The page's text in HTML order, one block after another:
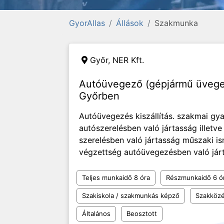
GyorAllas Állások Szakmunka
Győr, NER Kft.
Autóüvegező (gépjármű
Győrben
Autóüvegezés kiszállítás. szakmai
autószerelésben való jártasság
szerelésben való jártasság
végzettség autóüvegezésben való
Teljes munkaidő 8 óra Részmunkaidő 6
Szakiskola / szakmunkás képző
Általános Beosztott